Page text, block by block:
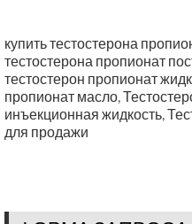
купить тестостерона
тестостерона пропионат
тестостерон пропионат
пропионат масло,
инъекционная жидкость,
для продажи